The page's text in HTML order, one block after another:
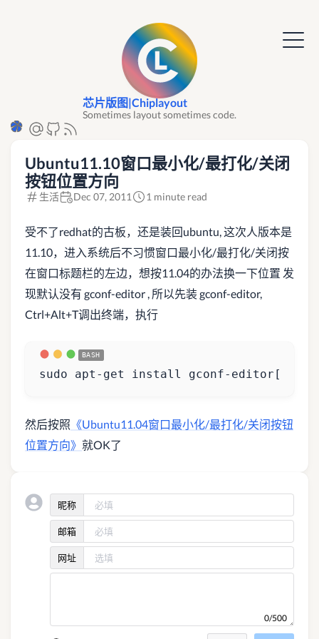
芯片版图|Chiplayout
Sometimes layout sometimes code.
Ubuntu11.10窗口最小化/最打化/关闭
按钮位置方向
生活 Dec 07, 2011 1 minute read
受不了redhat的古板，还是装回ubuntu, 这次人版本是
11.10，进入系统后不习惯窗口最小化/最打化/关闭按
在窗口标题栏的左边，想按11.04的办法换一下位置 发
现默认没有 gconf-editor , 所以先装 gconf-editor,
Ctrl+Alt+T调出终端，执行
sudo apt-get install gconf-editor [
然后按照 《Ubuntu11.04窗口最小化/最打化/关闭按钮
位置方向》 就OK了
昵称
邮箱
网址
0/500